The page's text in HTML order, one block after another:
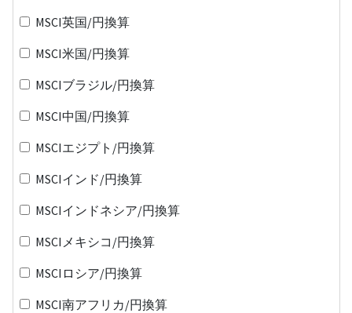
MSCI英国/円換算
MSCI米国/円換算
MSCIブラジル/円換算
MSCI中国/円換算
MSCIエジプト/円換算
MSCIインド/円換算
MSCIインドネシア/円換算
MSCIメキシコ/円換算
MSCIロシア/円換算
MSCI南アフリカ/円換算